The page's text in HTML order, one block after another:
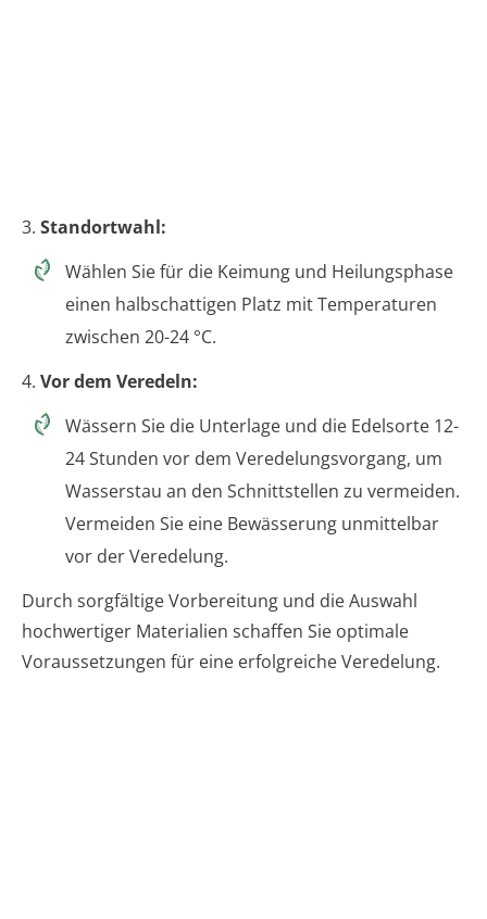
3. Standortwahl:
Wählen Sie für die Keimung und Heilungsphase
einen halbschattigen Platz mit Temperaturen
zwischen 20-24 °C.
4. Vor dem Veredeln:
Wässern Sie die Unterlage und die Edelsorte 12-
24 Stunden vor dem Veredelungsvorgang, um
Wasserstau an den Schnittstellen zu vermeiden.
Vermeiden Sie eine Bewässerung unmittelbar
vor der Veredelung.
Durch sorgfältige Vorbereitung und die Auswahl
hochwertiger Materialien schaffen Sie optimale
Voraussetzungen für eine erfolgreiche Veredelung.